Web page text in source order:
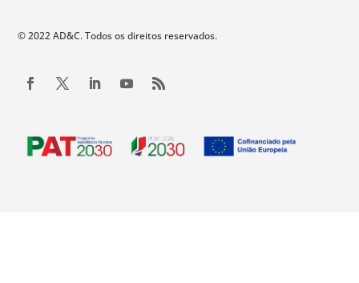
© 2022 AD&C. Todos os direitos reservados.